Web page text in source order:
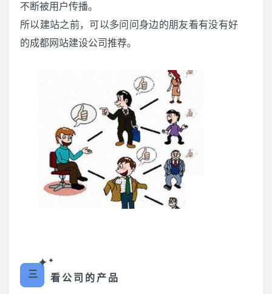
不断被用户传播。
所以建站之前，可以多问问身边的朋友看有没有好
的成都网站建设公司推荐。
✦✦
三 看公司的产品